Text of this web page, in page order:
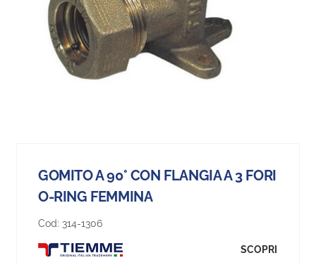
GOMITO A 90° CON FLANGIA A 3 FORI
O-RING FEMMINA
Cod: 314-1306
SCOPRI